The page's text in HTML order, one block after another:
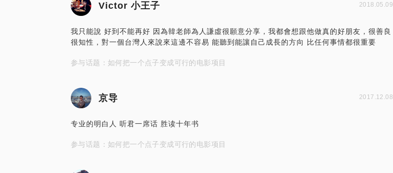
Victor 小王子 2018.05.09
我只能說 好到不能再好 因為韓老師為人謙虛很願意分享，我都會想跟他做真的好朋友，很善良
很知性，對一個台灣人來說來這邊不容易 能聽到能讓自己成長的方向 比任何事情都很重要
参与话题：如何把一个点子变成可行的电影项目
京导 2017.12.08
专业的明白人 听君一席话 胜读十年书
参与话题：如何把一个点子变成可行的电影项目